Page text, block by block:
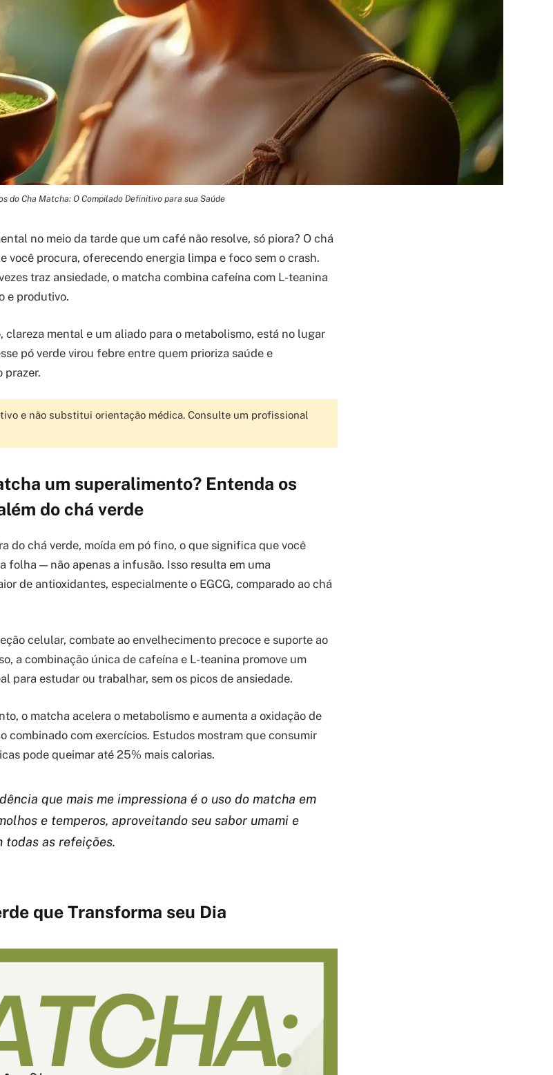
do Cha Matcha: O Compilado Definitivo para sua Saúde
no meio da tarde que um café não resolve, só piora? O chá
você procura, oferecendo energia limpa e foco sem o crash.
traz ansiedade, o matcha combina cafeína com L-teanina
e produtivo.
clareza mental e um aliado para o metabolismo, está no lugar
pó verde virou febre entre quem prioriza saúde e
prazer.
e não substitui orientação médica. Consulte um profissional
um superalimento? Entenda os
do chá verde
do chá verde, moída em pó fino, o que significa que você
folha — não apenas a infusão. Isso resulta em uma
de antioxidantes, especialmente o EGCG, comparado ao chá
celular, combate ao envelhecimento precoce e suporte ao
a combinação única de cafeína e L-teanina promove um
para estudar ou trabalhar, sem os picos de ansiedade.
o matcha acelera o metabolismo e aumenta a oxidação de
combinado com exercícios. Estudos mostram que consumir
pode queimar até 25% mais calorias.
que mais me impressiona é o uso do matcha em
e temperos, aproveitando seu sabor umami e
as refeições.
que Transforma seu Dia